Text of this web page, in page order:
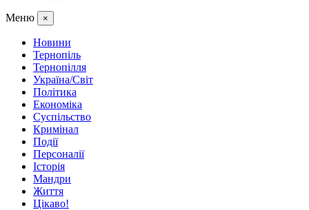
Меню ×
Новини
Тернопіль
Тернопілля
Україна/Світ
Політика
Економіка
Суспільство
Кримінал
Події
Персоналії
Історія
Мандри
Життя
Цікаво!